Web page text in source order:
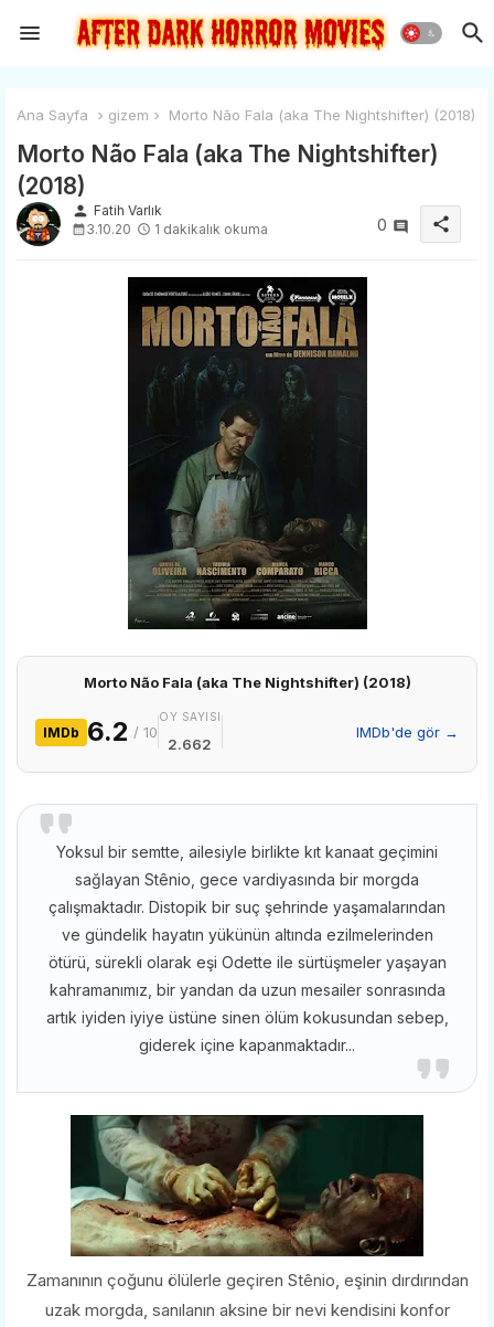
Ana Sayfa gizem Morto Não Fala (aka The Nightshifter) (2018)
Morto Não Fala (aka The Nightshifter)
(2018)
person Fatih Varlık
3.10.20
1 dakikalık okuma 0 share
Morto Não Fala (aka The Nightshifter) (2018)
IMDb 6.2 / 10
OY SAYISI
2.662
IMDb'de gör →
Yoksul bir semtte, ailesiyle birlikte kıt kanaat geçimini
sağlayan Stênio, gece vardiyasında bir morgda
çalışmaktadır. Distopik bir suç şehrinde yaşamalarından
ve gündelik hayatın yükünün altında ezilmelerinden
ötürü, sürekli olarak eşi Odette ile sürtüşmeler yaşayan
kahramanımız, bir yandan da uzun mesailer sonrasında
artık iyiden iyiye üstüne sinen ölüm kokusundan sebep,
giderek içine kapanmaktadır...
Zamanının çoğunu ölülerle geçiren Stênio, eşinin dırdırından
uzak morgda, sanılanın aksine bir nevi kendisini konfor